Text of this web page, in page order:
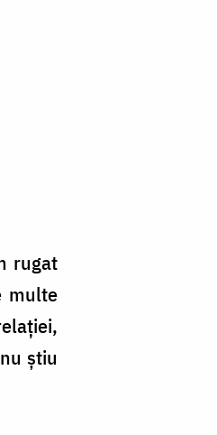
rugat
multe
știu